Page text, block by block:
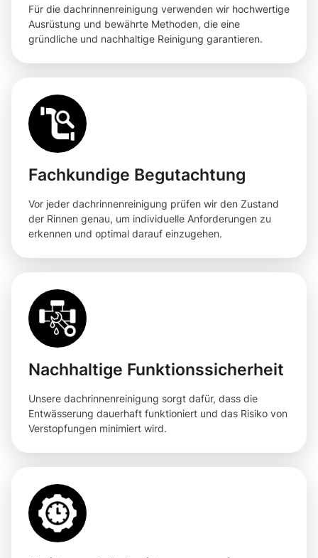
Für die dachrinnenreinigung verwenden wir hochwertige
Ausrüstung und bewährte Methoden, die eine
gründliche und nachhaltige Reinigung garantieren.
Fachkundige Begutachtung
Vor jeder dachrinnenreinigung prüfen wir den Zustand
der Rinnen genau, um individuelle Anforderungen zu
erkennen und optimal darauf einzugehen.
Nachhaltige Funktionssicherheit
Unsere dachrinnenreinigung sorgt dafür, dass die
Entwässerung dauerhaft funktioniert und das Risiko von
Verstopfungen minimiert wird.